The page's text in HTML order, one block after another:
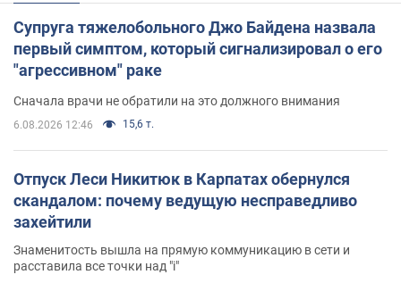
Супруга тяжелобольного Джо Байдена назвала
первый симптом, который сигнализировал о его
"агрессивном" раке
Сначала врачи не обратили на это должного внимания
6.08.2026 12:46 15,6 т.
Отпуск Леси Никитюк в Карпатах обернулся
скандалом: почему ведущую несправедливо
захейтили
Знаменитость вышла на прямую коммуникацию в сети и
расставила все точки над "i"